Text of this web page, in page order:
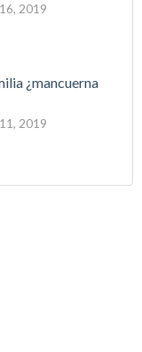
2019
¿mancuerna
2019